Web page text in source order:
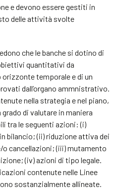
e devono essere gestiti in
delle attività svolte
che le banche si dotino di
quantitativi da
temporale e di un
dall’organo ammnistrativo.
nella strategia e nel piano,
di valutare in maniera
tra le seguenti azioni: (i)
bilancio; (ii) riduzione attiva dei
cancellazioni; (iii) mutamento
(iv) azioni di tipo legale.
contenute nelle Linee
sostanzialmente allineate.